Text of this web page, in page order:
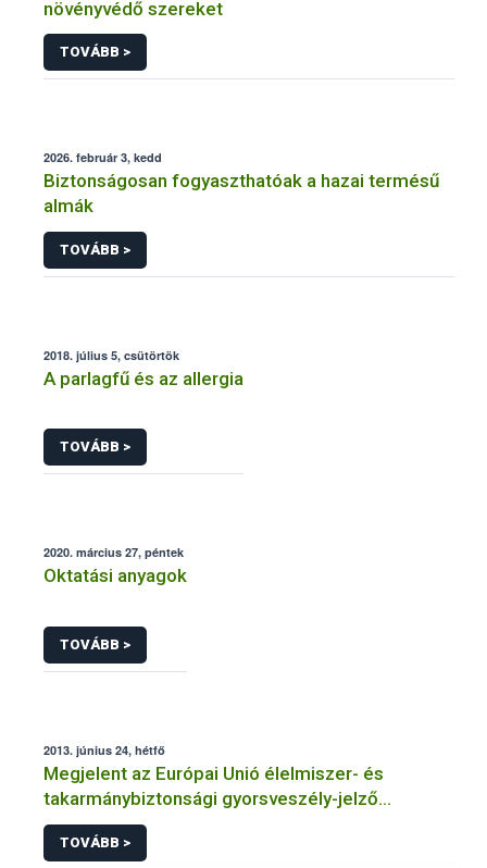
növényvédő szereket
TOVÁBB >
2026. február 3, kedd
Biztonságosan fogyaszthatóak a hazai termésű
almák
TOVÁBB >
2018. július 5, csütörtök
A parlagfű és az allergia
TOVÁBB >
2020. március 27, péntek
Oktatási anyagok
TOVÁBB >
2013. június 24, hétfő
Megjelent az Európai Unió élelmiszer- és
takarmánybiztonsági gyorsveszély-jelző
rendszerének éves jelentése
TOVÁBB >